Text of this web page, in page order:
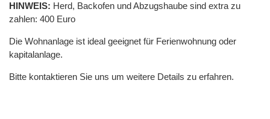
HINWEIS: Herd, Backofen und Abzugshaube sind extra zu
zahlen: 400 Euro
Die Wohnanlage ist ideal geeignet für Ferienwohnung oder
kapitalanlage.
Bitte kontaktieren Sie uns um weitere Details zu erfahren.